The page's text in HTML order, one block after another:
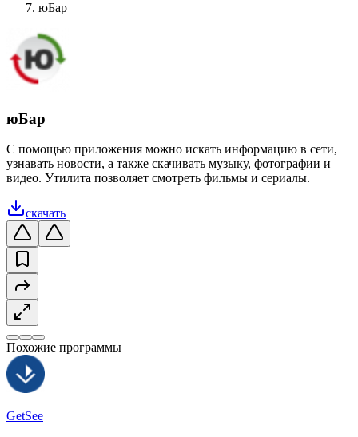
юБар
юБар
С помощью приложения можно искать информацию в сети,
узнавать новости, а также скачивать музыку, фотографии и
видео. Утилита позволяет смотреть фильмы и сериалы.
скачать
Похожие программы
GetSee